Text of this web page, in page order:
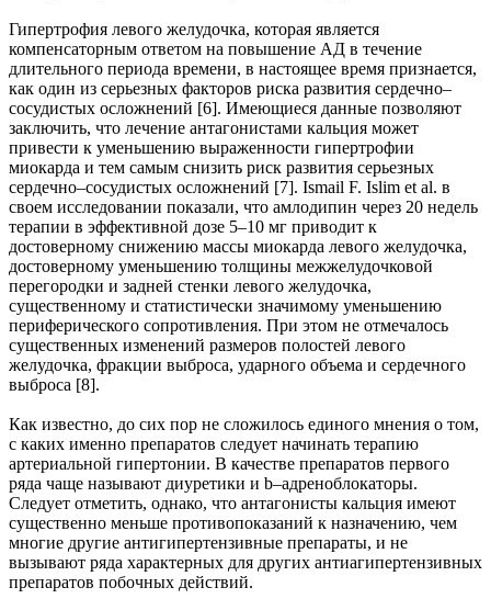
Гипертрофия левого желудочка, которая является
компенсаторным ответом на повышение АД в течение
длительного периода времени, в настоящее время признается,
как один из серьезных факторов риска развития сердечно–
сосудистых осложнений [6]. Имеющиеся данные позволяют
заключить, что лечение антагонистами кальция может
привести к уменьшению выраженности гипертрофии
миокарда и тем самым снизить риск развития серьезных
сердечно–сосудистых осложнений [7]. Ismail F. Islim et al. в
своем исследовании показали, что амлодипин через 20 недель
терапии в эффективной дозе 5–10 мг приводит к
достоверному снижению массы миокарда левого желудочка,
достоверному уменьшению толщины межжелудочковой
перегородки и задней стенки левого желудочка,
существенному и статистически значимому уменьшению
периферического сопротивления. При этом не отмечалось
существенных изменений размеров полостей левого
желудочка, фракции выброса, ударного объема и сердечного
выброса [8].
Как известно, до сих пор не сложилось единого мнения о том,
с каких именно препаратов следует начинать терапию
артериальной гипертонии. В качестве препаратов первого
ряда чаще называют диуретики и b–адреноблокаторы.
Следует отметить, однако, что антагонисты кальция имеют
существенно меньше противопоказаний к назначению, чем
многие другие антигипертензивные препараты, и не
вызывают ряда характерных для других антиагипертензивных
препаратов побочных действий.